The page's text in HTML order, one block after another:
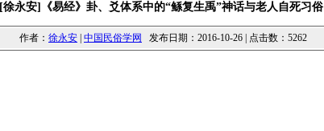
[徐永安]《易经》卦、爻体系中的“鲧复生禹”神话与老人自死习俗
作者： 徐永安 中国民俗学网 发布日期：2016-10-26 | 点击数：5262